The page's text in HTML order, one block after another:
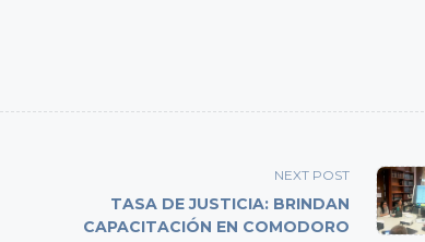
NEXT POST
TASA DE JUSTICIA: BRINDAN
CAPACITACIÓN EN COMODORO